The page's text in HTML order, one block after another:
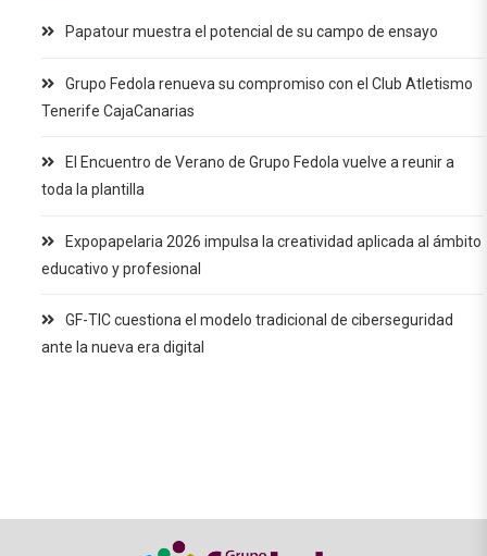
Papatour muestra el potencial de su campo de ensayo
Grupo Fedola renueva su compromiso con el Club Atletismo
Tenerife CajaCanarias
El Encuentro de Verano de Grupo Fedola vuelve a reunir a
toda la plantilla
Expopapelaria 2026 impulsa la creatividad aplicada al ámbito
educativo y profesional
GF-TIC cuestiona el modelo tradicional de ciberseguridad
ante la nueva era digital